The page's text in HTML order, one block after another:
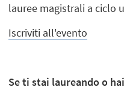
lauree magistrali a ciclo
Iscriviti all'evento
Se ti stai laureando o